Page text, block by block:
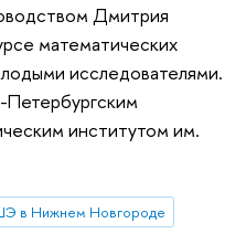
Дмитрия
математических
исследователями.
Петербургским
институтом им.
в Нижнем Новгороде